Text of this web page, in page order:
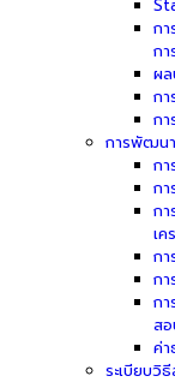
กา
ก
ผล
กา
กา
การพัฒน
กา
ก
ก
เค
กา
กา
กา
ส
ค่า
ระเบียบวิ